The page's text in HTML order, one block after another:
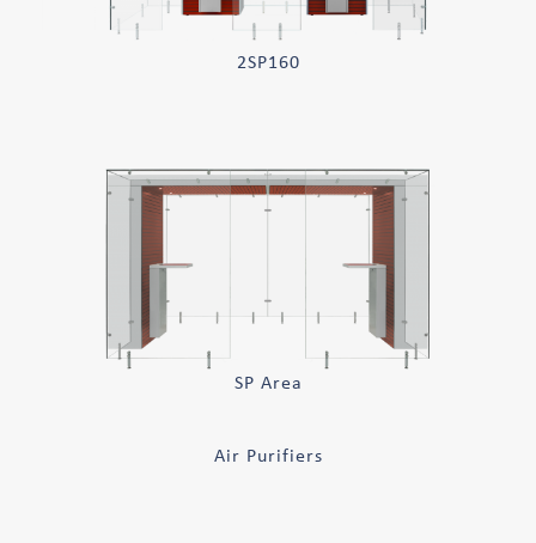
2SP160
SP Area
Air Purifiers